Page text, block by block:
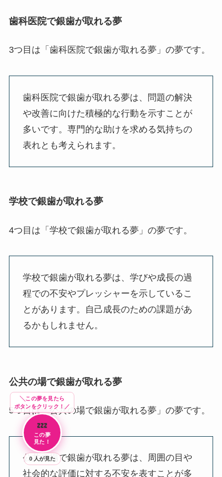
歯科医院で銀歯が取れる夢
3つ目は「歯科医院で銀歯が取れる夢」の夢です。
歯科医院で銀歯が取れる夢は、問題の解決
や改善に向けた積極的な行動を示すことが
多いです。専門的な助けを求める気持ちの
表れとも考えられます。
学校で銀歯が取れる夢
4つ目は「学校で銀歯が取れる夢」の夢です。
学校で銀歯が取れる夢は、学びや成長の過
程での不安やプレッシャーを示しているこ
とがあります。自己成長のための課題があ
るかもしれません。
公共の場で銀歯が取れる夢
5つ目は「公共の場で銀歯が取れる夢」の夢です。
公共の場で銀歯が取れる夢は、周囲の目や
社会的な評価に対する不安を表すことが多
╲この夢を見たら
ボタンをクリック！／
💤
この夢
見た！
0人が見た